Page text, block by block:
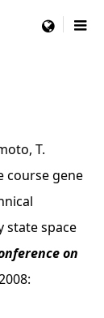
menu
T.
course gene
state space
on